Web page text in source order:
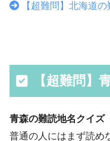
【超難問】北海道
【超難問】
青森の難読地名クイズ
普通の人にはまず読め